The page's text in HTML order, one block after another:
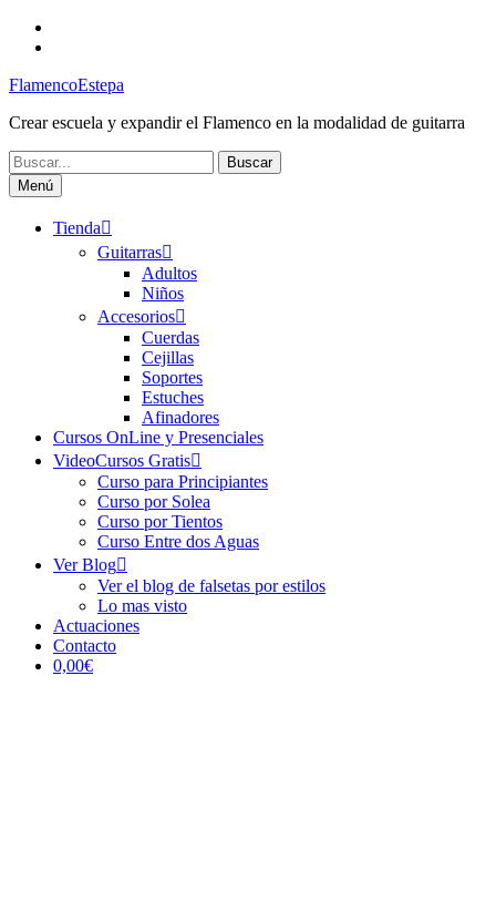
Saltar
FlamencoEstepa
Crear escuela y expandir el Flamenco en la modalidad de guitarra
Buscar:
Menú
Tienda
Guitarras
Adultos
Niños
Accesorios
Cuerdas
Cejillas
Soportes
Estuches
Afinadores
Cursos OnLine y Presenciales
VideoCursos Gratis
Curso para Principiantes
Curso por Solea
Curso por Tientos
Curso Entre dos Aguas
Ver Blog
Ver el blog de falsetas por estilos
Lo mas visto
Actuaciones
Contacto
0,00€